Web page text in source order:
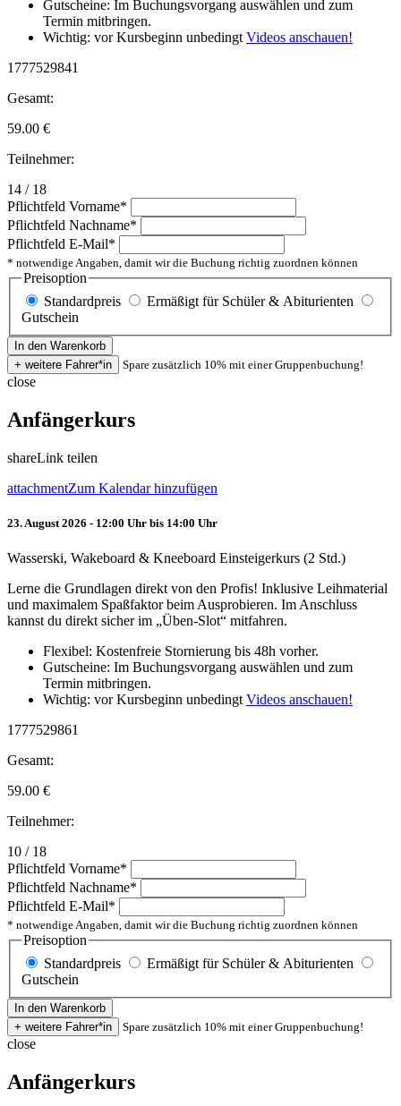
Gutscheine: Im Buchungsvorgang auswählen und zum
Termin mitbringen.
Wichtig: vor Kursbeginn unbedingtVideos anschauen!
1777529841
Gesamt:
59.00 €
Teilnehmer:
14 / 18
Pflichtfeld Vorname*
Pflichtfeld Nachname*
Pflichtfeld E-Mail*
* notwendige Angaben, damit wir die Buchung richtig zuordnen können
Preisoption
Standardpreis
Ermäßigt für Schüler & Abiturienten
Gutschein
Spare zusätzlich 10% mit einer Gruppenbuchung!
close
Anfängerkurs
shareLink teilen
attachmentZum Kalendar hinzufügen
23. August 2026 - 12:00 Uhr bis 14:00 Uhr
Wasserski, Wakeboard & Kneeboard Einsteigerkurs (2 Std.)
Lerne die Grundlagen direkt von den Profis! Inklusive Leihmaterial
und maximalem Spaßfaktor beim Ausprobieren. Im Anschluss
kannst du direkt sicher im „Üben-Slot“ mitfahren.
Flexibel: Kostenfreie Stornierung bis 48h vorher.
Gutscheine: Im Buchungsvorgang auswählen und zum
Termin mitbringen.
Wichtig: vor Kursbeginn unbedingt Videos anschauen!
1777529861
Gesamt:
59.00 €
Teilnehmer:
10 / 18
Pflichtfeld Vorname*
Pflichtfeld Nachname*
Pflichtfeld E-Mail*
* notwendige Angaben, damit wir die Buchung richtig zuordnen können
Preisoption
Standardpreis
Ermäßigt für Schüler & Abiturienten
Gutschein
Spare zusätzlich 10% mit einer Gruppenbuchung!
close
Anfängerkurs